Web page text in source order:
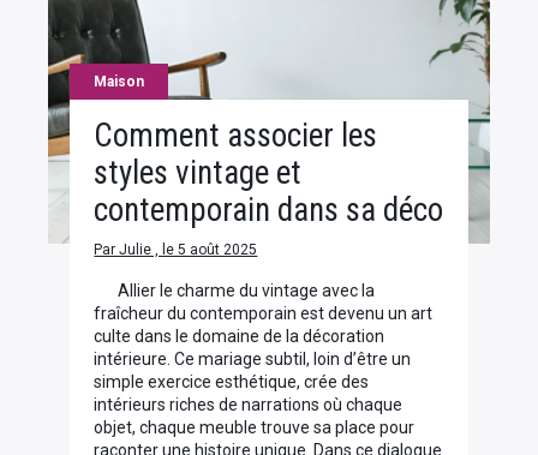
Maison
Comment associer les
styles vintage et
contemporain dans sa déco
Par Julie , le 5 août 2025
Allier le charme du vintage avec la
fraîcheur du contemporain est devenu un art
culte dans le domaine de la décoration
intérieure. Ce mariage subtil, loin d’être un
simple exercice esthétique, crée des
intérieurs riches de narrations où chaque
objet, chaque meuble trouve sa place pour
raconter une histoire unique. Dans ce dialogue